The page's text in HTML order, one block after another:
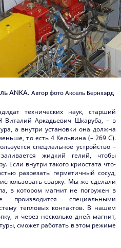
ANKA. Автор фото Аксель Бернхард
технических наук, старший
Аркадьевич Шкаруба, – в
а внутри установки она должна
то есть 4 Кельвина (– 269 C).
специальное устройство –
жидкий гелий, чтобы
Если внутри такого криостата что-
разрезать герметичный сосуд,
сварку. Мы же сделали
в котором магнит не погружен в
специальными
тепловых контактов. В нашем
и через несколько дней магнит,
сможет работать в этом режиме